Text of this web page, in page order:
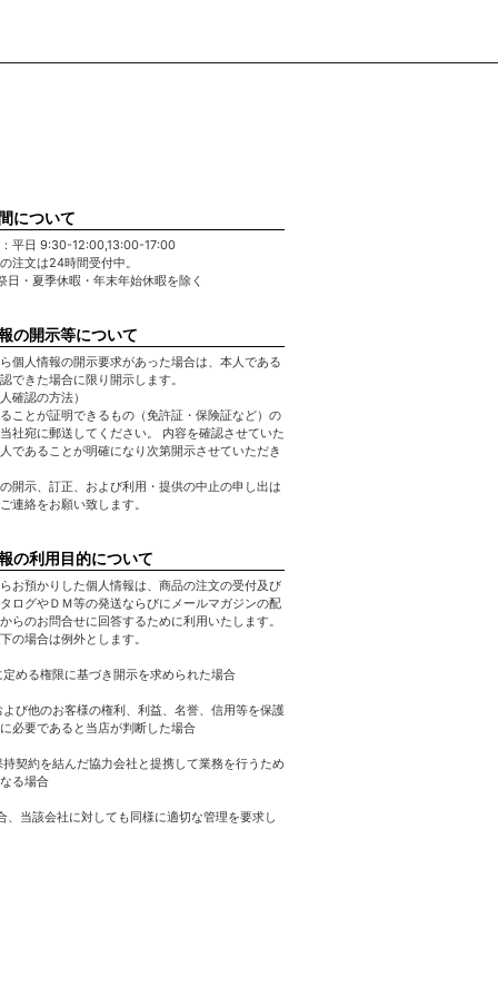
について
平日 9:30-12:00,13:00-17:00
注文は24時間受付中。
日・夏季休暇・年末年始休暇を除く
の開示等について
個人情報の開示要求があった場合は、本人である
できた場合に限り開示します。
確認の方法）
ことが証明できるもの（免許証・保険証など）の
社宛に郵送してください。 内容を確認させていた
であることが明確になり次第開示させていただき
開示、訂正、および利用・提供の中止の申し出は
連絡をお願い致します。
の利用目的について
お預かりした個人情報は、商品の注文の受付及び
ログやＤＭ等の発送ならびにメールマガジンの配
らのお問合せに回答するために利用いたします。
の場合は例外とします。
める権限に基づき開示を求められた場合
び他のお客様の権利、利益、名誉、信用等を保護
必要であると当店が判断した場合
契約を結んだ協力会社と提携して業務を行うため
る場合
、当該会社に対しても同様に適切な管理を要求し